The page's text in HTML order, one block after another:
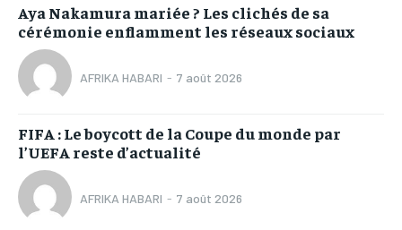
Aya Nakamura mariée ? Les clichés de sa
cérémonie enflamment les réseaux sociaux
AFRIKA HABARI - 7 août 2026
FIFA : Le boycott de la Coupe du monde par
l’UEFA reste d’actualité
AFRIKA HABARI - 7 août 2026